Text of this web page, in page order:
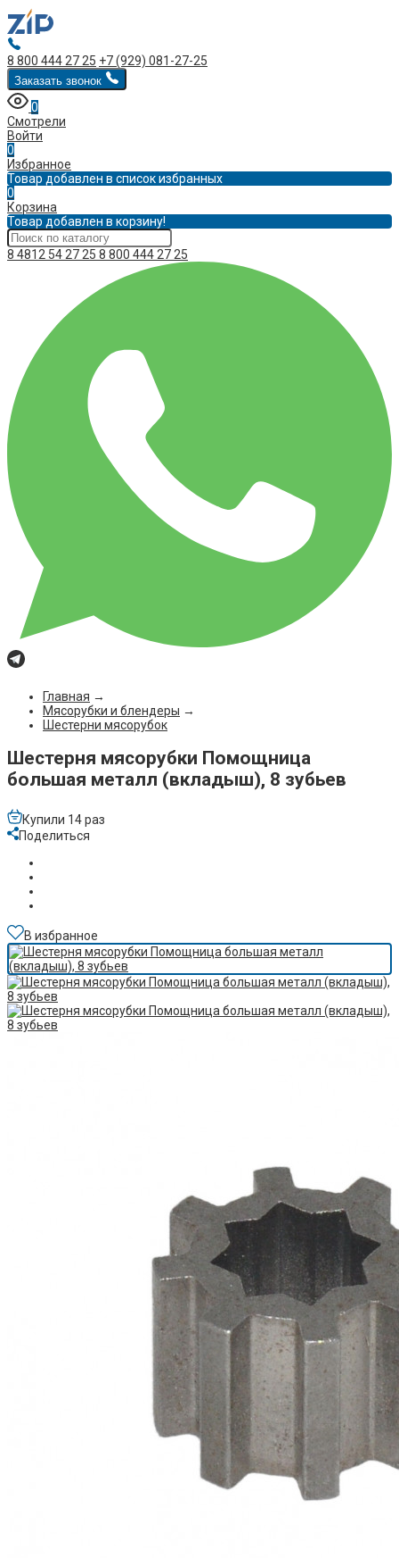
8 800 444 27 25 +7 (929) 081-27-25
Заказать звонок
0
Смотрели
Войти
0
Избранное
Товар добавлен в список избранных
0
Корзина
Товар добавлен в корзину!
8 4812 54 27 25 8 800 444 27 25
Главная →
Мясорубки и блендеры →
Шестерни мясорубок
Шестерня мясорубки Помощница
большая металл (вкладыш), 8 зубьев
Купили 14 раз
Поделиться
В избранное